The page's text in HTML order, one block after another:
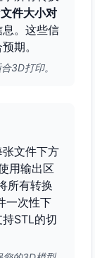
文件大小对
。这些信
期。
3D打印。
文件下方
用输出区
所有转换
一次性下
STL的切